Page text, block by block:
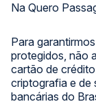
Na Quero
Para
protegidos, não
cartão de
criptografia e de
bancárias do